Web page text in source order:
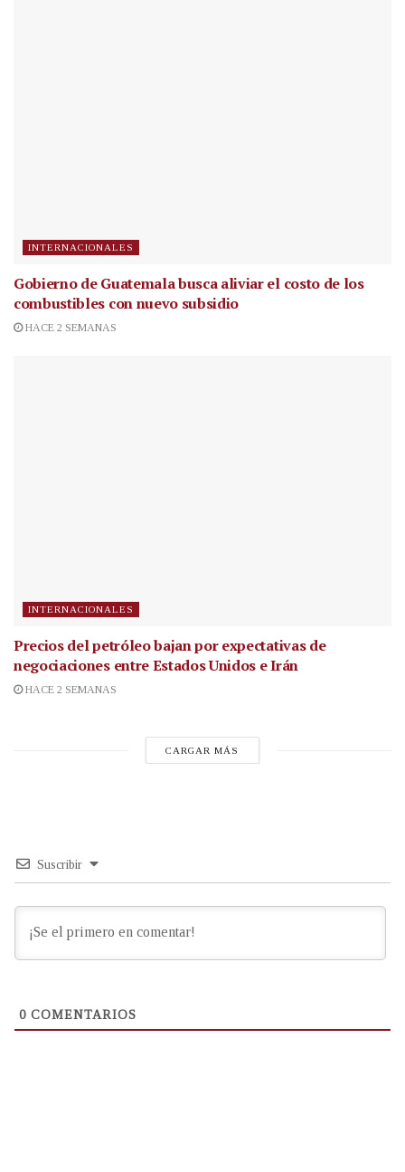
INTERNACIONALES
Gobierno de Guatemala busca aliviar el costo de los
combustibles con nuevo subsidio
HACE 2 SEMANAS
INTERNACIONALES
Precios del petróleo bajan por expectativas de
negociaciones entre Estados Unidos e Irán
HACE 2 SEMANAS
CARGAR MÁS
Suscribir
0 COMENTARIOS